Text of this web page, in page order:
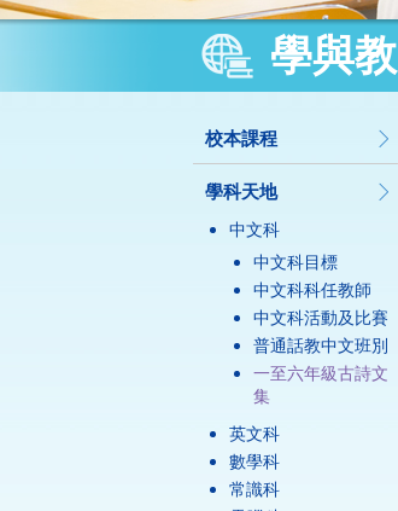
學與教
校本課程
學科天地
中文科
中文科目標
中文科科任教師
中文科活動及比賽
普通話教中文班別
一至六年級古詩文
集
英文科
數學科
常識科